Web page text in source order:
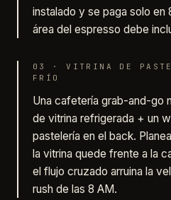
instalado y se paga solo en
área del espresso debe
03 ·VITRINA DE
FRÍO
Una cafetería grab-and-go
de vitrina refrigerada + un
pastelería en el back.
la vitrina quede frente a la
el flujo cruzado arruina la
rush de las 8 AM.